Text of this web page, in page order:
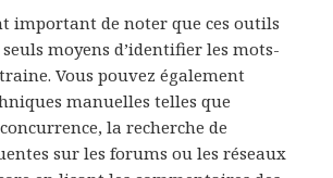
important de noter que ces outils
moyens d’identifier les mots-
Vous pouvez également
manuelles telles que
la recherche de
sur les forums ou les réseaux